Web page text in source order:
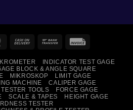
MasterCardCash
Delivery
Bank
INDICATOR TEST GAGE
BLOCK & ANGLE SQUARE
MIKROSKOP
LIMIT GAGE
MACHINE
CALIPER GAGE
TOOLS
FORCE GAGE
SCALE & TAPES
HEIGHT GAGE
TESTER